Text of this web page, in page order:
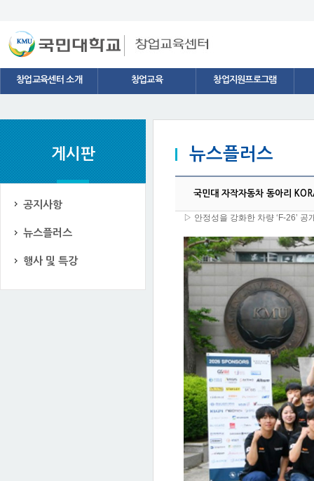
창업교육센터 소개
창업용어
창업교육 창업지원프로그램
게시판
공지사항
뉴스플러스
행사 및 특강
뉴스플러스
국민대 자작자동차 동아리
▷ 안정성을 강화한 차량 ‘F-26’